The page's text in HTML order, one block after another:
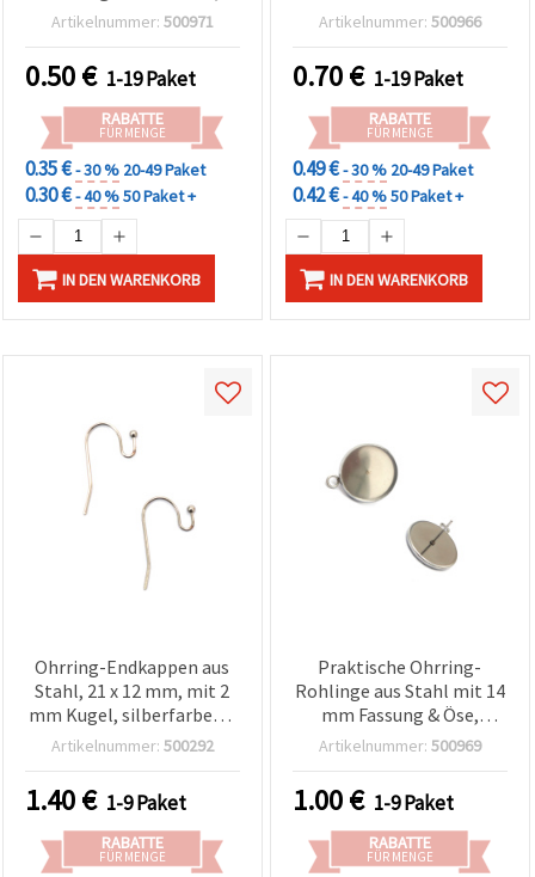
silberfarben, 12x21x11
DIY-Schmuck & Basteln
Artikelnummer: 500971
0.50€ 1-19 Paket
RABATTE
FÜR MENGE
0.35 €- 30 % 20-49 Paket
0.30 €- 40 %50 Paket +
IN DEN WARENKORB
und Verschluss,
Artikelnummer: 500966
0.70€ 1-19 Paket
RABATTE
FÜR MENGE
0.49 €- 30 % 20-49 Paket
0.42 €- 40 %50 Paket +
IN DEN WARENKORB
Ohrring-Endkappen aus
Stahl, 21 x 12 mm, mit 2
mm Kugel, silberfarben –
50 Stück
Artikelnummer: 500292
1.40€ 1-9 Paket
RABATTE
FÜR MENGE
Praktische Ohrring-
Rohlinge aus Stahl mit 14
mm Fassung & Öse,
silberfarben, 16x13x0,7
individuellen DIY-Schmuck
Artikelnummer: 500969
1.00€ 1-9 Paket
RABATTE
FÜR MENGE